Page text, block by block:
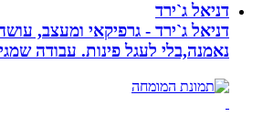
דניאל ג`ירד
דניאל ג`ירד - גרפיקאי ומעצב, עושה
נאמנה,בלי לעגל פינות. עבודה שמגיעה